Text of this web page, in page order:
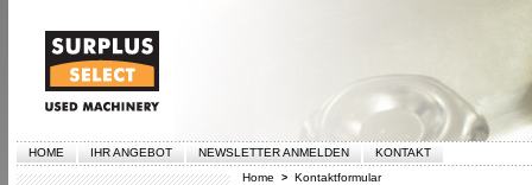
HOME IHR ANGEBOT NEWSLETTER ANMELDEN KONTAKT
Home > Kontaktformular